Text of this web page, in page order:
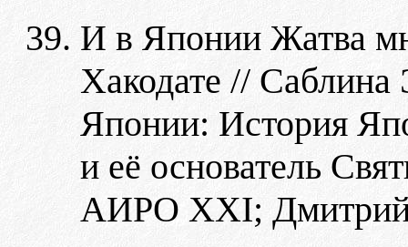
И в Японии Жатва
Хакодате // Саблина
Японии: История
и её основатель
АИРО XXI; Дмитрий